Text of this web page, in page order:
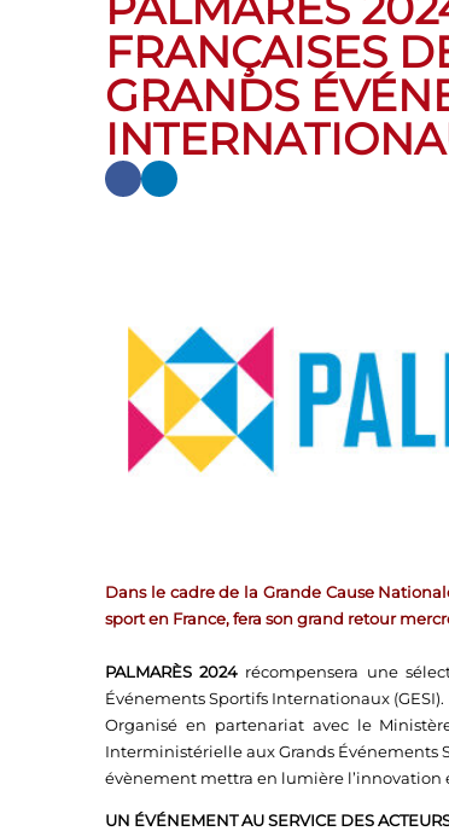
FRANÇAISES
GRANDS
Dans le cadre de la Grande Cause
sport en France, fera son grand retour
PALMARÈS 2024 récompensera une
Événements Sportifs Internationaux (GESI).
Organisé en partenariat avec le
Interministérielle aux Grands Événements
évènement mettra en lumière l’innovation
UN ÉVÉNEMENT AU SERVICE DES